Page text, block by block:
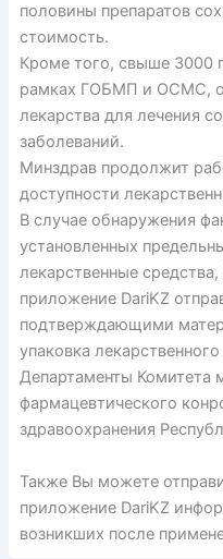
половины препаратов
стоимость.
Кроме того, свыше 3000
рамках ГОБМП и ОСМС,
лекарства для лечения
заболеваний.
Минздрав продолжит
доступности
В случае обнаружения
установленных
лекарственные
приложение DariKZ
подтверждающими
упаковка
Департаменты Комитета
фармацевтического
здравоохранения
Также Вы можете
приложение DariKZ
возникших после